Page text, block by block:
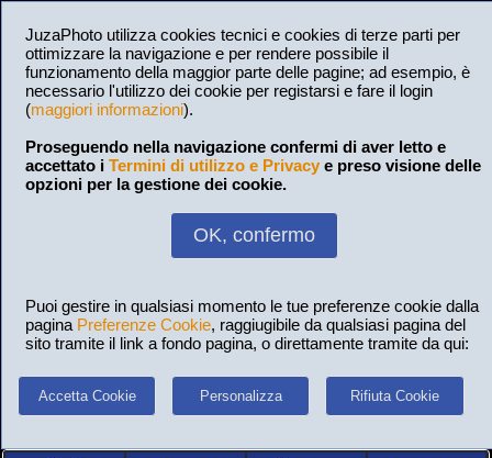
JuzaPhoto utilizza cookies tecnici e cookies di terze parti per
ottimizzare la navigazione e per rendere possibile il
funzionamento della maggior parte delle pagine; ad esempio, è
necessario l'utilizzo dei cookie per registarsi e fare il login
(maggiori informazioni).
Proseguendo nella navigazione confermi di aver letto e
accettato i Termini di utilizzo e Privacy e preso visione delle
opzioni per la gestione dei cookie.
OK, confermo
Puoi gestire in qualsiasi momento le tue preferenze cookie dalla
pagina Preferenze Cookie, raggiugibile da qualsiasi pagina del
sito tramite il link a fondo pagina, o direttamente tramite da qui:
Accetta Cookie Personalizza Rifiuta Cookie